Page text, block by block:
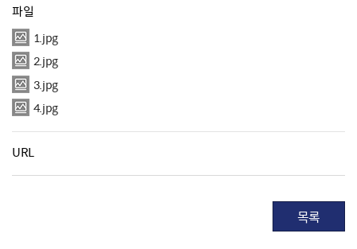
파일
1.jpg
2.jpg
3.jpg
4.jpg
URL
목록